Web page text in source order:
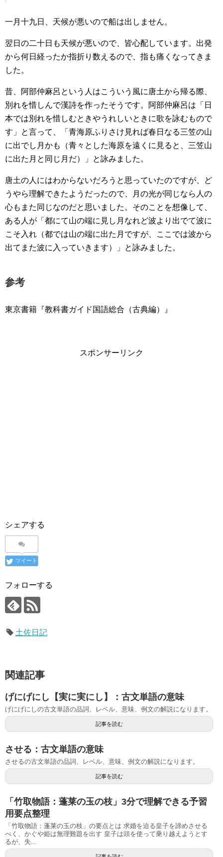
一月十九日、天候が悪いので船は出しません。
翌日の二十日も天候が悪いので、皆心配しています。出発
から何日経ったか指折り数えるので、指も痛くなってきま
した。
昔、阿部仲麻呂という人はこういう風に唐土から帰る際、
別れを惜しんで漢詩を作ったそうです。阿部仲麻呂は「日
本では別れを惜しむときやうれしいときに歌を詠むもので
す」と言って、「青海原ふりさけ見れば春日なる三笠の山
に出でし月かも（青々とした海原を遠くに見ると、三笠山
に出た月と同じ月だ）」と詠みました。
唐土の人にはわからないだろうと思っていたのですが、ど
うやら理解できたようだったので、月の光が同じなら人の
心もまた同じなのだと思いました。そのことを想像して、
ある人が「都にて山の端に見し月なれど波より出でて波に
こそ入れ（都では山の端に出た月ですが、ここでは波から
出てまた波に入っていきます）」と詠みました。
参考
東京書籍『教科書ガイド国語総合（古典編）』
スポンサーリンク
シェアする
ツイート
フォローする
土佐日記
関連記事
げにげにし【実に実にし】：古文単語の意味
げにげにしの古文単語の品詞、レベル、意味、例文の解説になります。
記事を読む
させる：古文単語の意味
させるの古文単語の品詞、レベル、意味、例文の解説になります。
記事を読む
「竹取物語：蓬莱の玉の枝」3分で理解できる予習
用要点整理
「竹取物語：蓬莱の玉の枝」の要点とは 求婚を迫る皇子を諦めさせる
べく、かぐや姫は無理難題を出す 皇子は頭を使って乗り越えようとす
るが、失...